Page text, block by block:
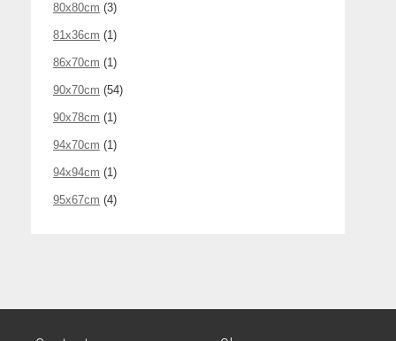
80x80cm (3)
81x36cm (1)
86x70cm (1)
90x70cm (54)
90x78cm (1)
94x70cm (1)
94x94cm (1)
95x67cm (4)